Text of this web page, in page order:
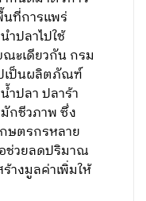
ที่การแพร่
ำปลาไปใช้
ะเดียวกัน กรม
เป็นผลิตภัณฑ์
ำปลา ปลาร้า
กชีวภาพ ซึ่ง
ษตรกรหลาย
ช่วยลดปริมาณ
างมูลค่าเพิ่มให้